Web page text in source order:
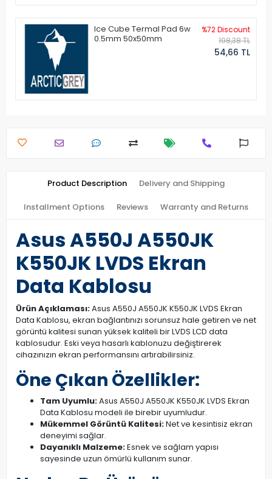
Ice Cube Termal Pad 6w
0.5mm 50x50mm
%72 Discount
198,38 TL
54,66 TL
Product Description Delivery and Shipping
Installment Options Reviews Warranty and Returns
Asus A550J A550JK
K550JK LVDS Ekran
Data Kablosu
Ürün Açıklaması:Asus A550J A550JK K550JK LVDS Ekran
Data Kablosu, ekran bağlantınızı sorunsuz hale getiren ve net
görüntü kalitesi sunan yüksek kaliteli bir LVDS LCD data
kablosudur. Eski veya hasarlı kablonuzu değiştirerek
cihazınızın ekran performansını artırabilirsiniz.
Öne Çıkan Özellikler:
Tam Uyumlu:Asus A550J A550JK K550JK LVDS Ekran
Data Kablosu modeli ile birebir uyumludur.
Mükemmel Görüntü Kalitesi:Net ve kesintisiz ekran
deneyimi sağlar.
Dayanıklı Malzeme:Esnek ve sağlam yapısı
sayesinde uzun ömürlü kullanım sunar.